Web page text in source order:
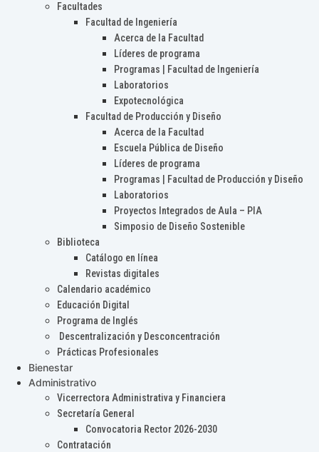
Facultades
Facultad de Ingeniería
Acerca de la Facultad
Líderes de programa
Programas | Facultad de Ingeniería
Laboratorios
Expotecnológica
Facultad de Producción y Diseño
Acerca de la Facultad
Escuela Pública de Diseño
Líderes de programa
Programas | Facultad de Producción y Diseño
Laboratorios
Proyectos Integrados de Aula – PIA
Simposio de Diseño Sostenible
Biblioteca
Catálogo en línea
Revistas digitales
Calendario académico
Educación Digital
Programa de Inglés
Descentralización y Desconcentración
Prácticas Profesionales
Bienestar
Administrativo
Vicerrectora Administrativa y Financiera
Secretaría General
Convocatoria Rector 2026-2030
Contratación